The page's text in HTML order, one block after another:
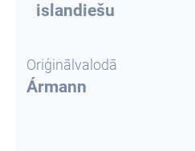
islandiešu
Oriģinālvalodā
Ármann